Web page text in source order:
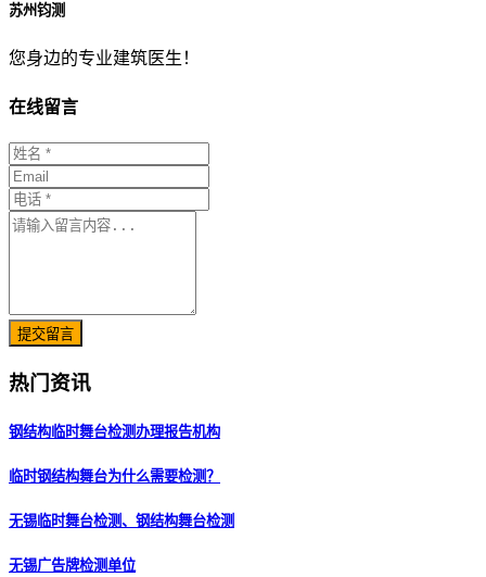
苏州钧测
您身边的专业建筑医生！
在线留言
提交留言
热门资讯
钢结构临时舞台检测办理报告机构
临时钢结构舞台为什么需要检测？
无锡临时舞台检测、钢结构舞台检测
无锡广告牌检测单位